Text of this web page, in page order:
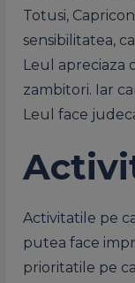
Totusi,
sensibilitatea,
Leul apreciaza
zambitori. Iar
Leul face
Activitatile pe
putea face
prioritatile pe